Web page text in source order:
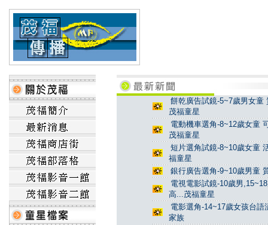
餅乾廣告試鏡-5~7歲男女
茂福童星
電動機車選角-8~12歲女童
茂福童星
短片選角試鏡-8~10歲女童
福童星
銀行廣告選角-9~10歲男童
電視電影試鏡-10歲男
高...茂福童星
電影選角-14~17歲女孩台
家族